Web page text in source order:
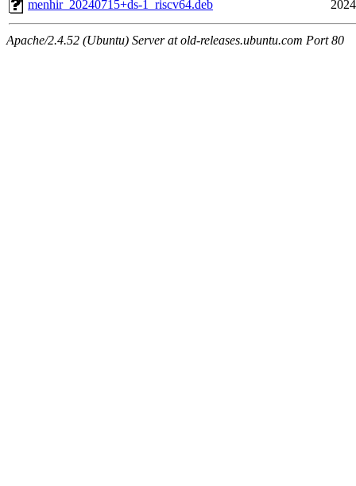
menhir_20240715+ds-1_riscv64.deb
Apache/2.4.52 (Ubuntu) Server at old-releases.ubuntu.com Port 80